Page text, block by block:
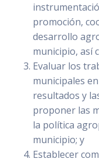
promoción,
desarrollo
municipio, así
Evaluar los
municipales
resultados y
proponer las
la política
municipio; y
Establecer